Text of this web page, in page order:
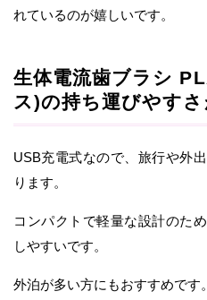
れているのが嬉しいです。
生体電流歯ブラシ
ス)の持ち運びやす
USB充電式なので、旅行や外
ります。
コンパクトで軽量な設計のた
しやすいです。
外泊が多い方にもおすすめです。